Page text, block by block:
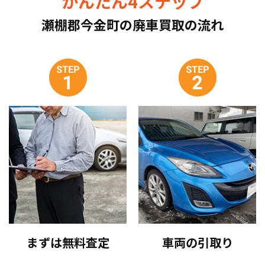
瀬棚郡今金町の廃車買取の流れ
まずは無料査定 車両の引取り